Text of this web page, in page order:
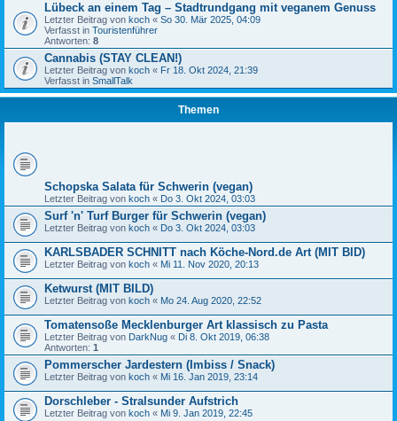
Lübeck an einem Tag – Stadtrundgang mit veganem Genuss
Letzter Beitrag von koch « So 30. Mär 2025, 04:09
Verfasst in Touristenführer
Antworten: 8
Cannabis (STAY CLEAN!)
Letzter Beitrag von koch « Fr 18. Okt 2024, 21:39
Verfasst in SmallTalk
Themen
Schopska Salata für Schwerin (vegan)
Letzter Beitrag von koch « Do 3. Okt 2024, 03:03
Surf 'n' Turf Burger für Schwerin (vegan)
Letzter Beitrag von koch « Do 3. Okt 2024, 03:03
KARLSBADER SCHNITT nach Köche-Nord.de Art (MIT BID)
Letzter Beitrag von koch « Mi 11. Nov 2020, 20:13
Ketwurst (MIT BILD)
Letzter Beitrag von koch « Mo 24. Aug 2020, 22:52
Tomatensoße Mecklenburger Art klassisch zu Pasta
Letzter Beitrag von DarkNug « Di 8. Okt 2019, 06:38
Antworten: 1
Pommerscher Jardestern (Imbiss / Snack)
Letzter Beitrag von koch « Mi 16. Jan 2019, 23:14
Dorschleber - Stralsunder Aufstrich
Letzter Beitrag von koch « Mi 9. Jan 2019, 22:45